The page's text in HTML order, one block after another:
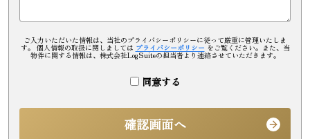
ご入力いただいた情報は、当社のプライバシーポリシーに従って厳重に管理いたしま
す。 個人情報の取扱に関しましては プライバシーポリシーをご覧ください。また、当
物件に関する情報は、株式会社LogSuiteの担当者より連絡させていただきます。
同意する
確認画面へ